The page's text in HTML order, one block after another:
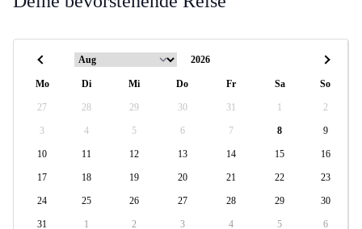
Mo Di Mi Do Fr Sa So
27 28 29 30 31 1 2
3 4 5 6 7 8 9
10 11 12 13 14 15 16
17 18 19 20 21 22 23
24 25 26 27 28 29 30
31 1 2 3 4 5 6